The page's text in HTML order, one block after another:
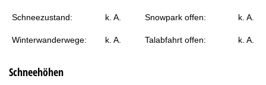
Schneezustand: k. A. Snowpark offen: k. A.
Winterwanderwege: k. A. Talabfahrt offen: k. A.
Schneehöhen